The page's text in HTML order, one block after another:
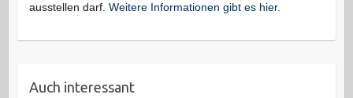
ausstellen darf. Weitere Informationen gibt es hier.
Auch interessant